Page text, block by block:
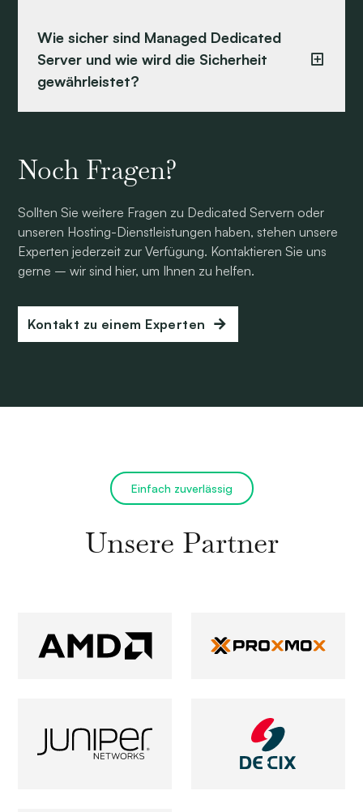
Wie sicher sind Managed Dedicated
Server und wie wird die Sicherheit
gewährleistet?
Noch Fragen?
Sollten Sie weitere Fragen zu Dedicated Servern oder
unseren Hosting-Dienstleistungen haben, stehen unsere
Experten jederzeit zur Verfügung. Kontaktieren Sie uns
gerne – wir sind hier, um Ihnen zu helfen.
Kontakt zu einem Experten
Einfach zuverlässig
Unsere Partner